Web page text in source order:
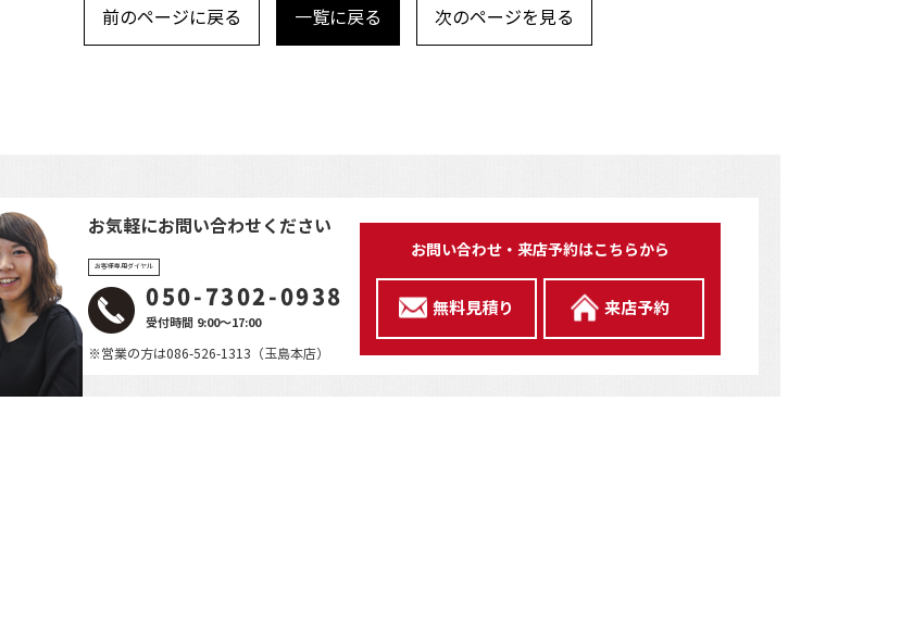
前のページに戻る 一覧に戻る 次のページを見る
お気軽にお問い合わせください
お客様専用ダイヤル
050-7302-0938
受付時間 9:00～17:00
※営業の方は086-526-1313（玉島本店）
お問い合わせ・来店予約はこちらから
無料見積り 来店予約